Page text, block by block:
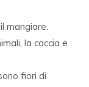
mangiare.
la caccia e
fiori di